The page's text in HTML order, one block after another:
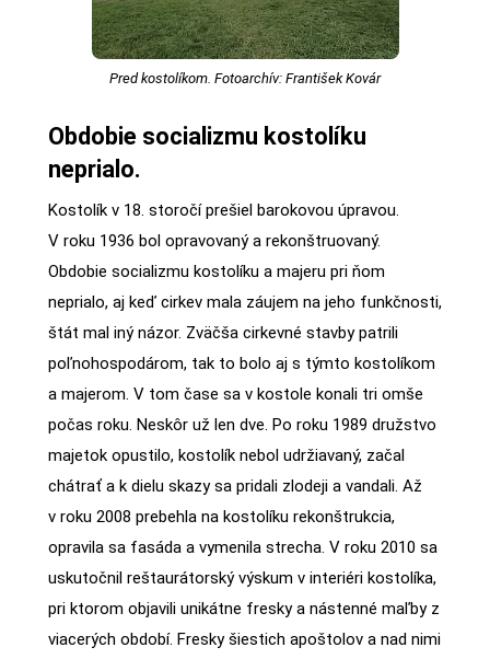
Pred kostolíkom. Fotoarchív: František Kovár
Obdobie socializmu kostolíku
neprialo.
Kostolík v 18. storočí prešiel barokovou úpravou.
V roku 1936 bol opravovaný a rekonštruovaný.
Obdobie socializmu kostolíku a majeru pri ňom
neprialo, aj keď cirkev mala záujem na jeho funkčnosti,
štát mal iný názor. Zväčša cirkevné stavby patrili
poľnohospodárom, tak to bolo aj s týmto kostolíkom
a majerom. V tom čase sa v kostole konali tri omše
počas roku. Neskôr už len dve. Po roku 1989 družstvo
majetok opustilo, kostolík nebol udržiavaný, začal
chátrať a k dielu skazy sa pridali zlodeji a vandali. Až
v roku 2008 prebehla na kostolíku rekonštrukcia,
opravila sa fasáda a vymenila strecha. V roku 2010 sa
uskutočnil reštaurátorský výskum v interiéri kostolíka,
pri ktorom objavili unikátne fresky a nástenné maľby z
viacerých období. Fresky šiestich apoštolov a nad nimi